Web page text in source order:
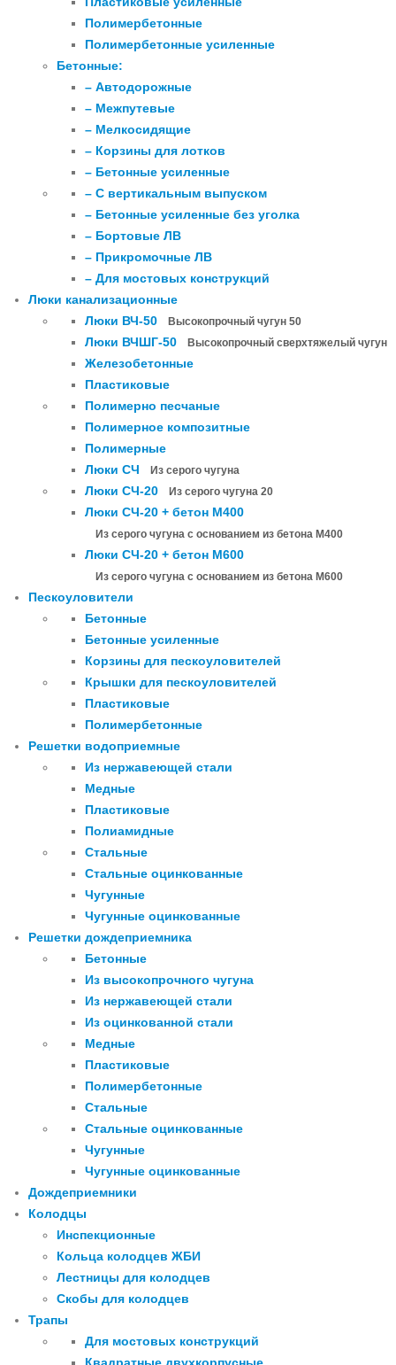
Полимербетонные
Полимербетонные усиленные
Бетонные:
– Автодорожные
– Межпутевые
– Мелкосидящие
– Корзины для лотков
– Бетонные усиленные
– С вертикальным выпуском
– Бетонные усиленные без уголка
– Бортовые ЛВ
– Прикромочные ЛВ
– Для мостовых конструкций
Люки канализационные
Люки ВЧ-50
Высокопрочный чугун 50
Люки ВЧШГ-50 Высокопрочный сверхтяжелый чугун
Железобетонные
Пластиковые
Полимерно песчаные
Полимерное композитные
Полимерные
Люки СЧ
Из серого чугуна
Люки СЧ-20 Из серого чугуна 20
Люки СЧ-20 + бетон М400
Из серого чугуна с основанием из бетона М400
Люки СЧ-20 + бетон М600
Из серого чугуна с основанием из бетона М600
Пескоуловители
Бетонные
Бетонные усиленные
Корзины для пескоуловителей
Крышки для пескоуловителей
Пластиковые
Полимербетонные
Решетки водоприемные
Из нержавеющей стали
Медные
Пластиковые
Полиамидные
Стальные
Стальные оцинкованные
Чугунные
Чугунные оцинкованные
Решетки дождеприемника
Бетонные
Из высокопрочного чугуна
Из нержавеющей стали
Из оцинкованной стали
Медные
Пластиковые
Полимербетонные
Стальные
Стальные оцинкованные
Чугунные
Чугунные оцинкованные
Дождеприемники
Колодцы
Инспекционные
Кольца колодцев ЖБИ
Лестницы для колодцев
Скобы для колодцев
Трапы
Для мостовых конструкций